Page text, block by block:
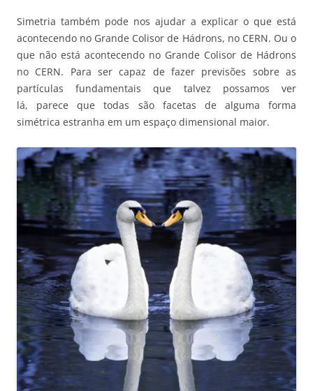
Simetria também pode nos ajudar a explicar o que está
acontecendo no Grande Colisor de Hádrons, no CERN. Ou o
que não está acontecendo no Grande Colisor de Hádrons
no CERN. Para ser capaz de fazer previsões sobre as
partículas fundamentais que talvez possamos ver
lá, parece que todas são facetas de alguma forma
simétrica estranha em um espaço dimensional maior.